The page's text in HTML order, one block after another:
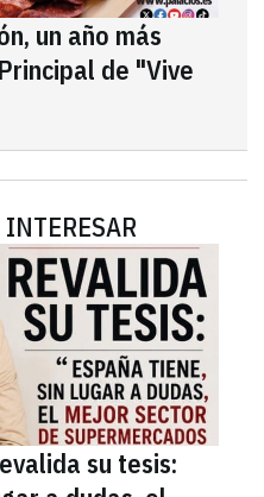
un año más
de "Vive
su tesis: